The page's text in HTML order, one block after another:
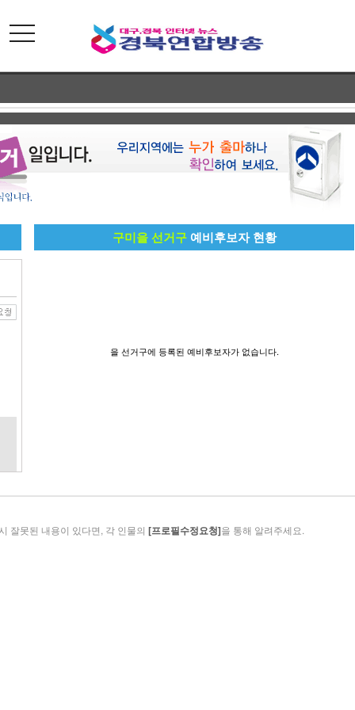
toggle
navigation
구미을 선거구 예비후보자 현황
을 선거구에 등록된 예비후보자가 없습니다.
잘못된 내용이 있다면, 각 인물의 [프로필수정요청]을 통해 알려주세요.